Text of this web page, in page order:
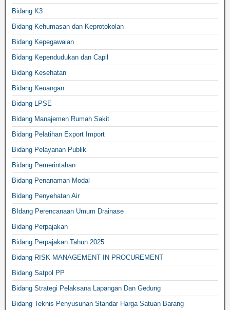
Bidang K3
Bidang Kehumasan dan Keprotokolan
Bidang Kepegawaian
Bidang Kependudukan dan Capil
Bidang Kesehatan
Bidang Keuangan
Bidang LPSE
Bidang Manajemen Rumah Sakit
Bidang Pelatihan Export Import
Bidang Pelayanan Publik
Bidang Pemerintahan
Bidang Penanaman Modal
Bidang Penyehatan Air
BIdang Perencanaan Umum Drainase
Bidang Perpajakan
Bidang Perpajakan Tahun 2025
Bidang RISK MANAGEMENT IN PROCUREMENT
Bidang Satpol PP
Bidang Strategi Pelaksana Lapangan Dan Gedung
Bidang Teknis Penyusunan Standar Harga Satuan Barang